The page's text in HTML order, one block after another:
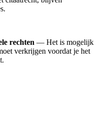
rechten — Het is mogelijk
verkrijgen voordat je het